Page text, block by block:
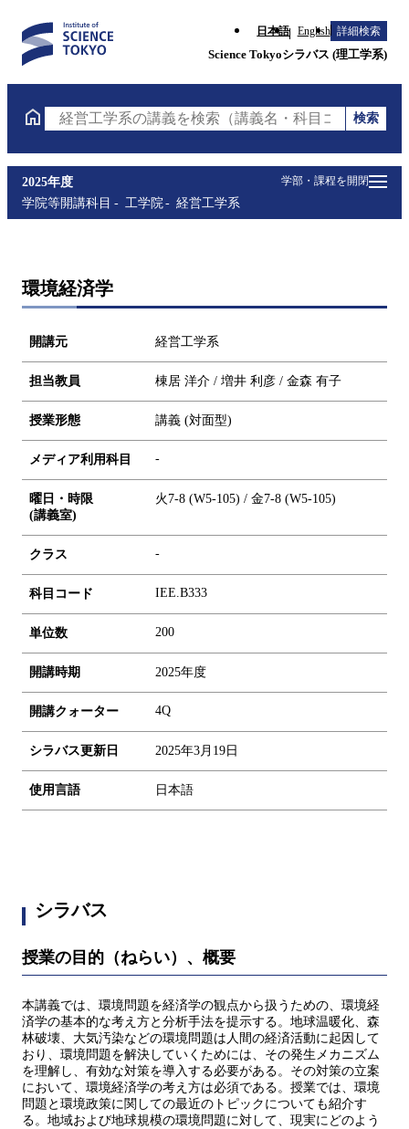
日本語 English 詳細検索
Science Tokyoシラバス (理工学系)
経営工学系の講義を検索（講義名・科目コード・担当
検索
学部・課程を開閉
2025年度
学院等開講科目
工学院 経営工学系
環境経済学
開講元 経営工学系
担当教員 棟居 洋介 / 増井 利彦 / 金森 有子
授業形態 講義 (対面型)
メディア利用科目 -
曜日・時限
(講義室)
火7-8 (W5-105) / 金7-8 (W5-105)
クラス -
科目コード IEE.B333
単位数 200
開講時期 2025年度
開講クォーター 4Q
シラバス更新日 2025年3月19日
使用言語 日本語
シラバス
授業の目的（ねらい）、概要
本講義では、環境問題を経済学の観点から扱うための、環境経
済学の基本的な考え方と分析手法を提示する。地球温暖化、森
林破壊、大気汚染などの環境問題は人間の経済活動に起因して
おり、環境問題を解決していくためには、その発生メカニズム
を理解し、有効な対策を導入する必要がある。その対策の立案
において、環境経済学の考え方は必須である。授業では、環境
問題と環境政策に関しての最近のトピックについても紹介す
る。地域および地球規模の環境問題に対して、現実にどのよう